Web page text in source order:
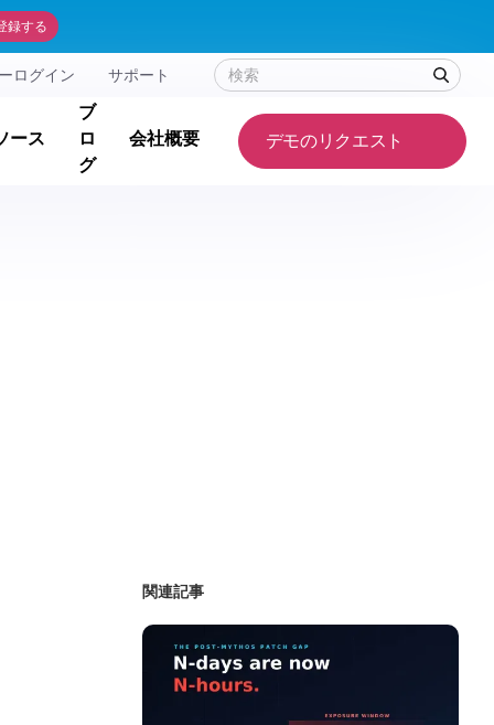
録する
ログイン サポート
ース
ブ
ロ
グ
会社概要 デモのリクエスト
関連記事